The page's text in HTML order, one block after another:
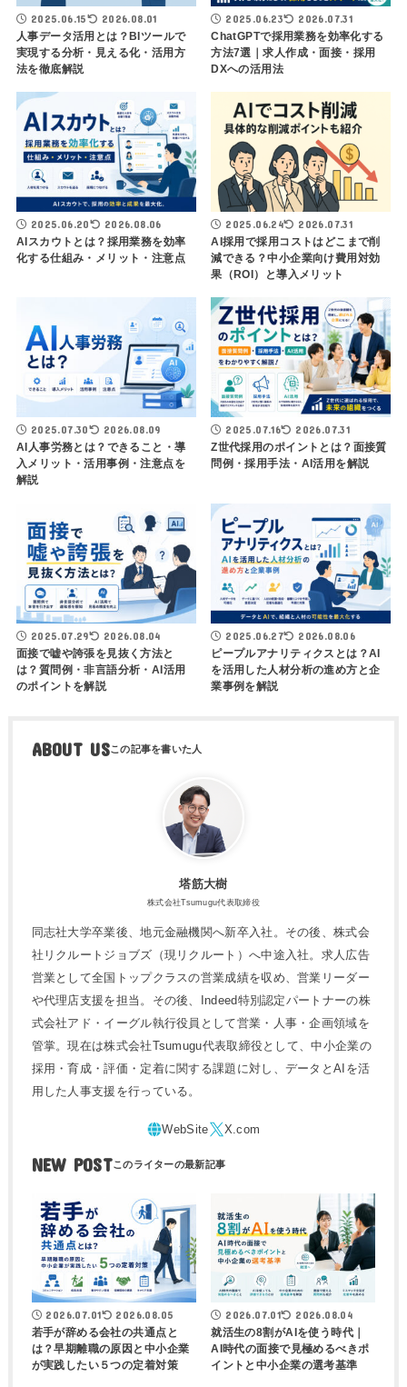
2025.06.15 2026.08.01
人事データ活用とは？BIツールで
実現する分析・見える化・活用方
法を徹底解説
2025.06.23 2026.07.31
ChatGPTで採用業務を効率化する
方法7選｜求人作成・面接・採用
DXへの活用法
2025.06.20 2026.08.06
AIスカウトとは？採用業務を効率
化する仕組み・メリット・注意点
2025.06.24 2026.07.31
AI採用で採用コストはどこまで削
減できる？中小企業向け費用対効
果（ROI）と導入メリット
2025.07.30 2026.08.09
AI人事労務とは？できること・導
入メリット・活用事例・注意点を
解説
2025.07.16 2026.07.31
Z世代採用のポイントとは？面接質
問例・採用手法・AI活用を解説
2025.07.29 2026.08.04
面接で嘘や誇張を見抜く方法と
は？質問例・非言語分析・AI活用
のポイントを解説
2025.06.27 2026.08.06
ピープルアナリティクスとは？AI
を活用した人材分析の進め方と企
業事例を解説
ABOUT US
塔筋大樹
株式会社Tsumugu代表取締役
同志社大学卒業後、地元金融機関へ新卒入社。その後、株式会
社リクルートジョブズ（現リクルート）へ中途入社。求人広告
営業として全国トップクラスの営業成績を収め、営業リーダー
や代理店支援を担当。その後、Indeed特別認定パートナーの株
式会社アド・イーグル執行役員として営業・人事・企画領域を
管掌。現在は株式会社Tsumugu代表取締役として、中小企業の
採用・育成・評価・定着に関する課題に対し、データとAIを活
用した人事支援を行っている。
NEW POST
2026.07.01 2026.08.05
若手が辞める会社の共通点と
は？早期離職の原因と中小企業
が実践したい５つの定着対策
2026.07.01 2026.08.04
就活生の8割がAIを使う時代｜
AI時代の面接で見極めるべきポ
イントと中小企業の選考基準